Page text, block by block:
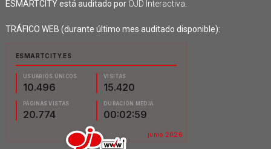
ESMARTCITY está auditado por OJD Interactiva
TRÁFICO WEB (durante último mes auditado disponible):